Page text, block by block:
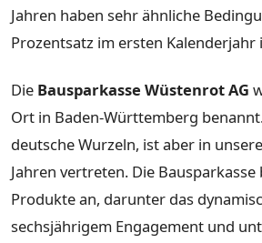
Jahren haben sehr ähnliche
Prozentsatz im ersten Kalenderjahr
Die Bausparkasse Wüstenrot AG
Ort in Baden-Württemberg
deutsche Wurzeln, ist aber in
Jahren vertreten. Die
Produkte an, darunter das
sechsjährigem Engagement und